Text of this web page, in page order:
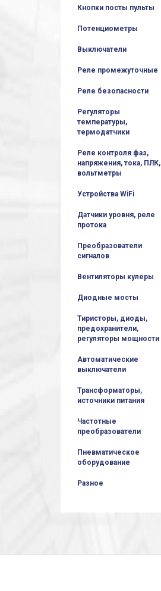
Кнопки посты пульты
Потенциометры
Выключатели
Реле промежуточные
Реле безопасности
Регуляторы
температуры,
термодатчики
Реле контроля фаз,
напряжения, тока, ПЛК,
вольтметры
Устройства WiFi
Датчики уровня, реле
протока
Преобразователи
сигналов
Вентиляторы кулеры
Диодные мосты
Тиристоры, диоды,
предохранители,
регуляторы мощности
Автоматические
выключатели
Трансформаторы,
источники питания
Частотные
преобразователи
Пневматическое
оборудование
Разное